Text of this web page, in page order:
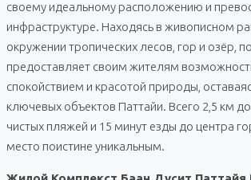
своему идеальному расположению и
инфраструктуре. Находясь в живописном
окружении тропических лесов, гор и озёр,
предоставляет своим жителям
спокойствием и красотой природы,
ключевых объектов Паттайи. Всего 2,5 км
чистых пляжей и 15 минут езды до центра
место поистине уникальным.